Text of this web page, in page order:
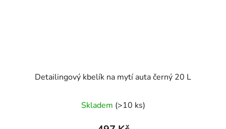
Detailingový kbelík na mytí auta černý 20 L
hodnocení
produktu
Skladem (>10 ks)